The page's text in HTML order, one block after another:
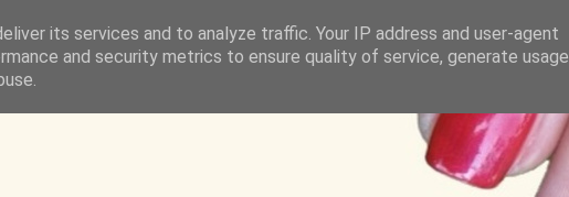
its services and to analyze traffic. Your IP address and user-agent
and security metrics to ensure quality of service, generate usage